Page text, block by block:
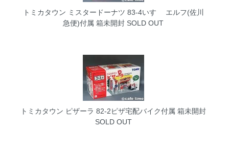
トミカタウン ミスタードーナツ 83-4いすゞ エルフ(佐川
急便)付属 箱未開封 SOLD OUT
トミカタウン ピザーラ 82-2ピザ宅配バイク付属 箱未開封
SOLD OUT